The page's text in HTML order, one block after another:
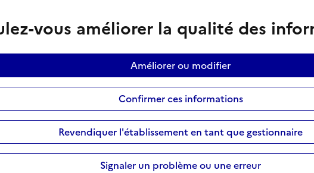
vous améliorer la qualité des
Améliorer ou modifier
Confirmer ces informations
Revendiquer l'établissement en tant que gestionnaire
Signaler un problème ou une erreur